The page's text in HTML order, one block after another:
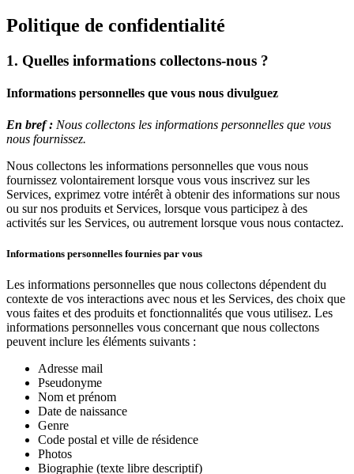
Politique de confidentialité
1. Quelles informations collectons-nous ?
Informations personnelles que vous nous divulguez
En bref : Nous collectons les informations personnelles que vous
nous fournissez.
Nous collectons les informations personnelles que vous nous
fournissez volontairement lorsque vous vous inscrivez sur les
Services, exprimez votre intérêt à obtenir des informations sur nous
ou sur nos produits et Services, lorsque vous participez à des
activités sur les Services, ou autrement lorsque vous nous contactez.
Informations personnelles fournies par vous
Les informations personnelles que nous collectons dépendent du
contexte de vos interactions avec nous et les Services, des choix que
vous faites et des produits et fonctionnalités que vous utilisez. Les
informations personnelles vous concernant que nous collectons
peuvent inclure les éléments suivants :
Adresse mail
Pseudonyme
Nom et prénom
Date de naissance
Genre
Code postal et ville de résidence
Photos
Biographie (texte libre descriptif)